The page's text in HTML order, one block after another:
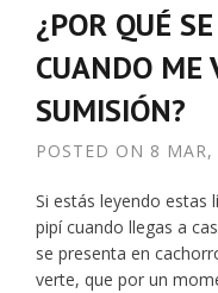
¿POR QUÉ
CUANDO ME
SUMISIÓN?
POSTED ON 8 MAR,
Si estás leyendo estas
pipí cuando llegas a
se presenta en
verte, que por un